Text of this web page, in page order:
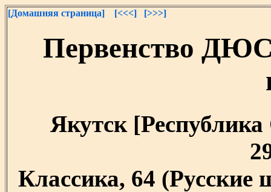
[Домашняя страница] [<<<] [>>>]
Первенство
Якутск
Классика, 64